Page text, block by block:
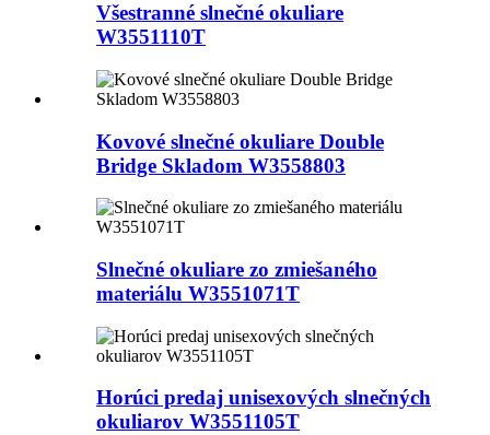
Všestranné slnečné okuliare
W3551110T
Kovové slnečné okuliare Double
Bridge Skladom W3558803
Slnečné okuliare zo zmiešaného
materiálu W3551071T
Horúci predaj unisexových slnečných
okuliarov W3551105T